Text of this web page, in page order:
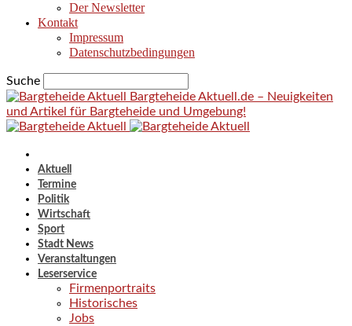
Der Newsletter
Kontakt
Impressum
Datenschutzbedingungen
Suche
Bargteheide Aktuell.de – Neuigkeiten
und Artikel für Bargteheide und Umgebung!
Aktuell
Termine
Politik
Wirtschaft
Sport
Stadt News
Veranstaltungen
Leserservice
Firmenportraits
Historisches
Jobs